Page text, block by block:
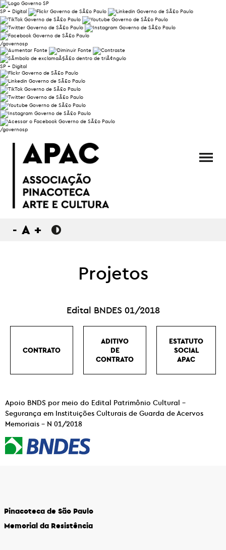
SP + Digital
/governosp
SP + Digital
/governosp
- A +
Projetos
Edital BNDES 01/2018
CONTRATO
ADITIVO
DE
CONTRATO
ESTATUTO
SOCIAL
APAC
Apoio BNDS por meio do Edital Patrimônio Cultural –
Segurança em Instituições Culturais de Guarda de Acervos
Memoriais – N 01/2018
Pinacoteca de São Paulo
Memorial da Resistência